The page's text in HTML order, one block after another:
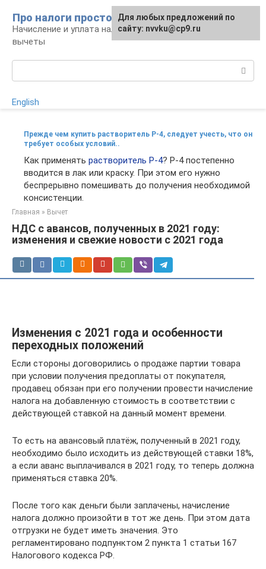
контенту
Про налоги просто
Начисление и уплата налогов, налоговые
вычеты
English
Прежде чем купить растворитель Р-4, следует учесть, что он
требует особых условий..
Как применять растворитель Р-4? Р-4 постепенно
вводится в лак или краску. При этом его нужно
беспрерывно помешивать до получения необходимой
консистенции.
Главная » Вычет
НДС с авансов, полученных в 2021 году:
изменения и свежие новости с 2021 года
Изменения с 2021 года и особенности
переходных положений
Если стороны договорились о продаже партии товара
при условии получения предоплаты от покупателя,
продавец обязан при его получении провести начисление
налога на добавленную стоимость в соответствии с
действующей ставкой на данный момент времени.
То есть на авансовый платёж, полученный в 2021 году,
необходимо было исходить из действующей ставки 18%,
а если аванс выплачивался в 2021 году, то теперь должна
применяться ставка 20%.
После того как деньги были заплачены, начисление
налога должно произойти в тот же день. При этом дата
отгрузки не будет иметь значения. Это
регламентировано подпунктом 2 пункта 1 статьи 167
Налогового кодекса РФ.
Для любых предложений по
сайту: nvvku@cp9.ru